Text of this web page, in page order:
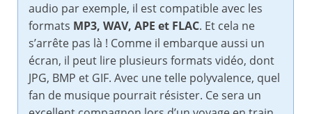
audio par exemple, il est compatible avec les
formats MP3, WAV, APE et FLAC. Et cela ne
s’arrête pas là ! Comme il embarque aussi un
écran, il peut lire plusieurs formats vidéo, dont
JPG, BMP et GIF. Avec une telle polyvalence, quel
fan de musique pourrait résister. Ce sera un